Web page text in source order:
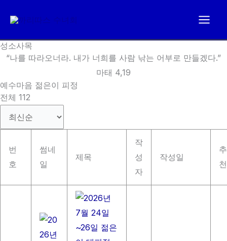
로
너
뛰
성소사목
“나를 따라오너라. 내가 너희를 사람 낚는 어부로 만들겠다.”
마태 4,19
예수마음 젊은이 피정
전체 112
번
호
썸네
일
제목
작
성
자
작성일
추
천